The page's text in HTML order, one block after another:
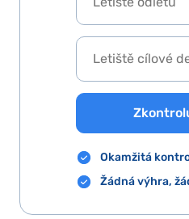
Okamžitá
Žádná výhra,